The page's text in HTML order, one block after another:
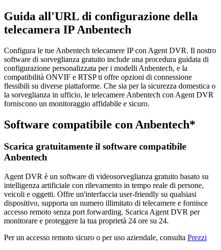
Guida all'URL di configurazione della
telecamera IP Anbentech
Configura le tue Anbentech telecamere IP con Agent DVR. Il nostro
software di sorveglianza gratuito include una procedura guidata di
configurazione personalizzata per i modelli Anbentech, e la
compatibilità ONVIF e RTSP ti offre opzioni di connessione
flessibili su diverse piattaforme. Che sia per la sicurezza domestica o
la sorveglianza in ufficio, le telecamere Anbentech con Agent DVR
forniscono un monitoraggio affidabile e sicuro.
Software compatibile con Anbentech*
Scarica gratuitamente il software compatibile
Anbentech
Agent DVR è un software di videosorveglianza gratuito basato su
intelligenza artificiale con rilevamento in tempo reale di persone,
veicoli e oggetti. Offre un'interfaccia user-friendly su qualsiasi
dispositivo, supporta un numero illimitato di telecamere e fornisce
accesso remoto senza port forwarding. Scarica Agent DVR per
monitorare e proteggere la tua proprietà 24 ore su 24.
Per un accesso remoto sicuro o per uso aziendale, consulta Prezzi